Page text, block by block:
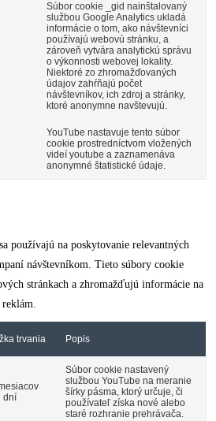
Súbor cookie _gid nainštalovaný
službou Google Analytics ukladá
informácie o tom, ako návštevníci
používajú webovú stránku, a
zároveň vytvára analytickú správu
o výkonnosti webovej lokality.
Niektoré zo zhromažďovaných
údajov zahŕňajú počet
návštevníkov, ich zdroj a stránky,
ktoré anonymne navštevujú.
YouTube nastavuje tento súbor
cookie prostredníctvom vložených
videí youtube a zaznamenáva
anonymné štatistické údaje.
používajú na poskytovanie relevantných
návštevníkom. Tieto súbory cookie
stránkach a zhromažďujú informácie na
reklám.
trvania Popis
dní
Súbor cookie nastavený
službou YouTube na meranie
šírky pásma, ktorý určuje, či
používateľ získa nové alebo
staré rozhranie prehrávača.